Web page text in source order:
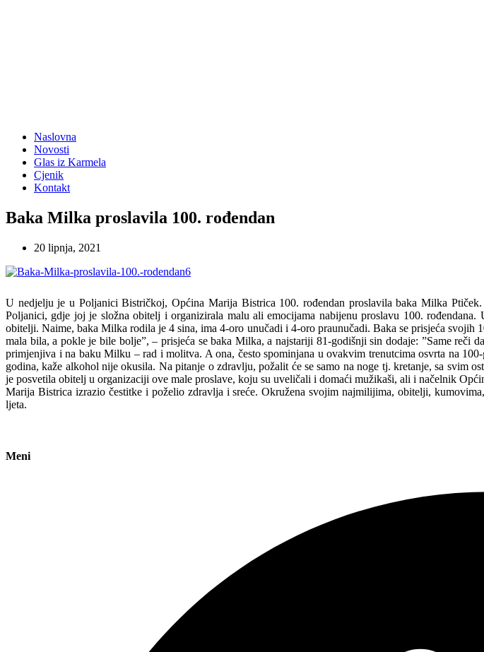
Naslovna
Novosti
Glas iz Karmela
Cjenik
Kontakt
Baka Milka proslavila 100. rođendan
20 lipnja, 2021
U nedjelju je u Poljanici Bistričkoj, Općina Marija Bistrica 100. rođendan proslavila baka Milka
Poljanici, gdje joj je složna obitelj i organizirala malu ali emocijama nabijenu proslavu 100.
obitelji. Naime, baka Milka rodila je 4 sina, ima 4-oro unučadi i 4-oro praunučadi. Baka se prisjeća svojih
mala bila, a pokle je bile bolje”, – prisjeća se baka Milka, a najstariji 81-godišnji sin dodaje: ”Same reči
primjenjiva i na baku Milku – rad i molitva. A ona, često spominjana u ovakvim trenutcima osvrta na
godina, kaže alkohol nije okusila. Na pitanje o zdravlju, požalit će se samo na noge tj. kretanje, sa svim
je posvetila obitelj u organizaciji ove male proslave, koju su uveličali i domaći mužikaši, ali i načelnik
Marija Bistrica izrazio čestitke i poželio zdravlja i sreće. Okružena svojim najmilijima, obitelji,
ljeta.
Meni